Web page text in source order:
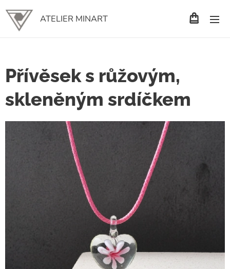
ATELIER MINART
Přívěsek s růžovým,
skleněným srdíčkem